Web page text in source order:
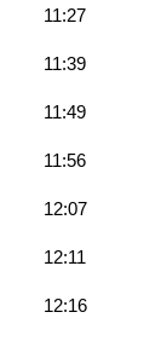
11:27
11:39
11:49
11:56
12:07
12:11
12:16